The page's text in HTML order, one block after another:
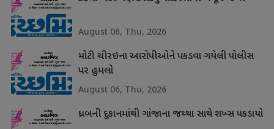
August 06, Thu, 2026
મોટી ચીરઇના આરોપીઓને પકડવા ગયેલી પોલીસ
પર હુમલો
August 06, Thu, 2026
ધ્રબની દુકાનમાંથી ગાંજાના જથ્થા સાથે શખ્સ પકડાયો